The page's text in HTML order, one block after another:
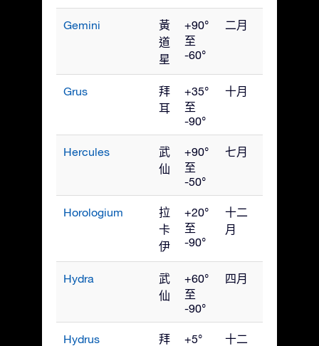
Gemini
黃
道
星
+90°
至
-60°
二月
Grus
拜
耳
+35°
至
-90°
十月
Hercules
武
仙
+90°
至
-50°
七月
Horologium
拉
卡
伊
+20°
至
-90°
十二
月
Hydra
武
仙
+60°
至
-90°
四月
Hydrus
拜
+5°
十二